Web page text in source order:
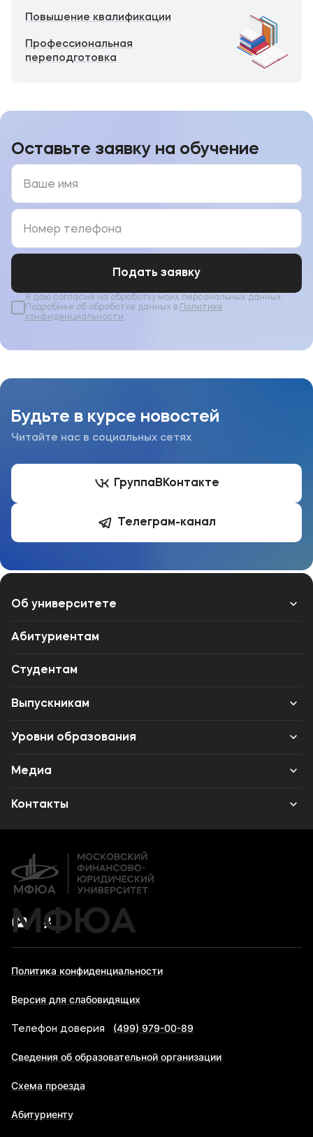
Повышение квалификации
Профессиональная
переподготовка
Оставьте заявку на обучение
Подать заявку
Я даю согласие на обработку моих персональных данных.
Подробнее об обработке данных в
Политике
конфиденциальности.
Будьте в курсе новостей
Читайте нас в социальных сетях
Группа ВКонтакте
Телеграм-канал
Об университете
Лицензии и документы
Сведения об образовательной организации
Абитуриенту
Абитуриентам
Студентам
Выпускникам
Карьера
Институт дополнительного образования
Уровни образования
Среднее профессиональное образование
Высшее образование
Дополнительное образование
Медиа
Объявления
Новости
Контакты
Карьера
МФЮА
Политика конфиденциальности
Версия для слабовидящих
Телефон доверия (499) 979-00-89
Сведения об образовательной организации
Схема проезда
Абитуриенту